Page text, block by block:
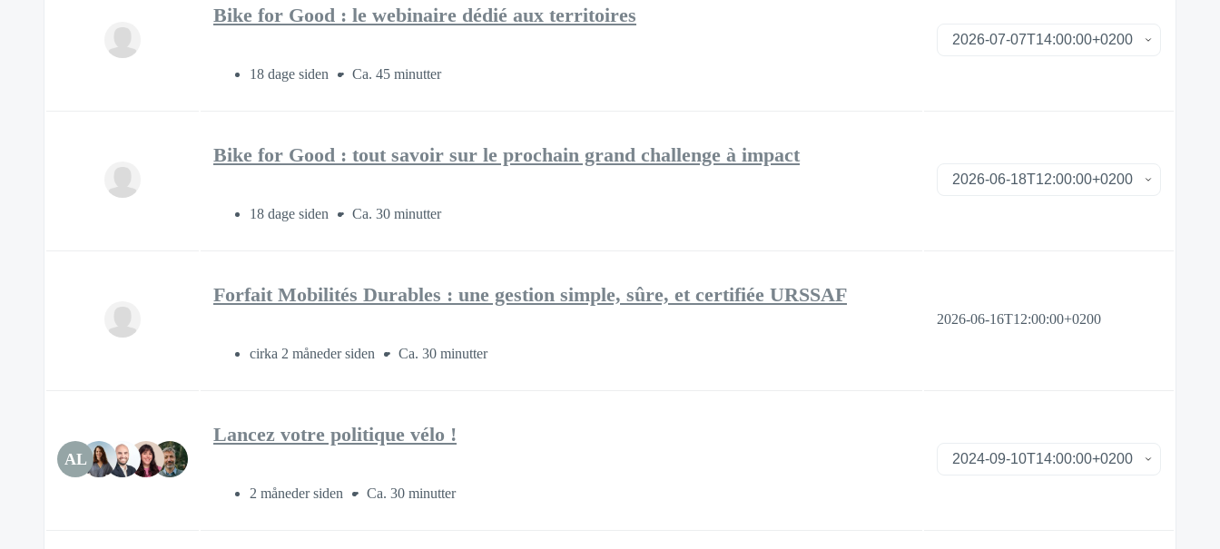
Bike for Good : le webinaire dédié aux territoires
18 dage siden Ca. 45 minutter
Bike for Good : tout savoir sur le prochain grand challenge à impact
18 dage siden Ca. 30 minutter
Forfait Mobilités Durables : une gestion simple, sûre, et certifiée URSSAF
cirka 2 måneder siden Ca. 30 minutter
2026-06-16T12:00:00+0200
AL
Lancez votre politique vélo !
2 måneder siden Ca. 30 minutter